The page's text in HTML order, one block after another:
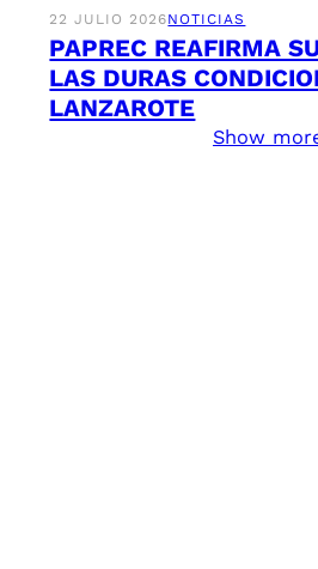
22 JULIO 2026NOTICIAS
PAPREC REAFIRMA
LAS DURAS
LANZAROTE
Show